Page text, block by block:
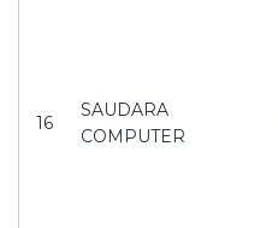
16
SAUDARA
COMPUTER